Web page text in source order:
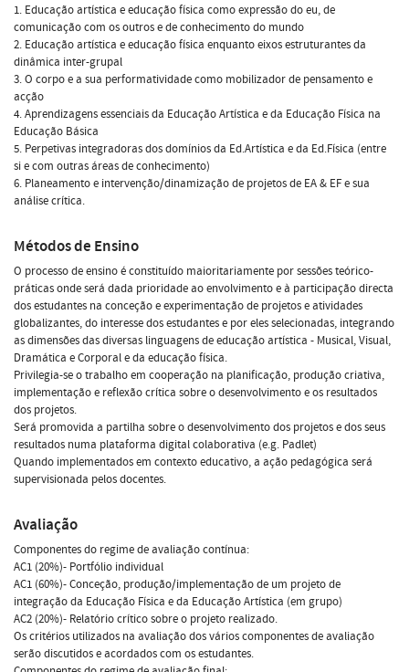
1. Educação artística e educação física como expressão do eu, de
comunicação com os outros e de conhecimento do mundo
2. Educação artística e educação física enquanto eixos estruturantes da
dinâmica inter-grupal
3. O corpo e a sua performatividade como mobilizador de pensamento e
acção
4. Aprendizagens essenciais da Educação Artística e da Educação Física na
Educação Básica
5. Perpetivas integradoras dos domínios da Ed.Artística e da Ed.Física (entre
si e com outras áreas de conhecimento)
6. Planeamento e intervenção/dinamização de projetos de EA & EF e sua
análise crítica.
Métodos de Ensino
O processo de ensino é constituído maioritariamente por sessões teórico-
práticas onde será dada prioridade ao envolvimento e à participação directa
dos estudantes na conceção e experimentação de projetos e atividades
globalizantes, do interesse dos estudantes e por eles selecionadas, integrando
as dimensões das diversas linguagens de educação artística - Musical, Visual,
Dramática e Corporal e da educação física.
Privilegia-se o trabalho em cooperação na planificação, produção criativa,
implementação e reflexão crítica sobre o desenvolvimento e os resultados
dos projetos.
Será promovida a partilha sobre o desenvolvimento dos projetos e dos seus
resultados numa plataforma digital colaborativa (e.g. Padlet)
Quando implementados em contexto educativo, a ação pedagógica será
supervisionada pelos docentes.
Avaliação
Componentes do regime de avaliação contínua:
AC1 (20%)- Portfólio individual
AC1 (60%)- Conceção, produção/implementação de um projeto de
integração da Educação Física e da Educação Artística (em grupo)
AC2 (20%)- Relatório crítico sobre o projeto realizado.
Os critérios utilizados na avaliação dos vários componentes de avaliação
serão discutidos e acordados com os estudantes.